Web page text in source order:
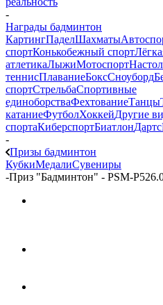
-
Награды бадминтон
КартингПаделШахматы
спортКонькобежный спорт
атлетикаЛыжиМотоспорт
теннисПлаваниеБоксСноуборд
спортСтрельбаСпортивные
единоборстваФехтованиеТанцы
катаниеФутболХоккейДругие
спортаКиберспортБиатлонДартс
-
Призы бадминтон
КубкиМедалиСувениры
-Приз "Бадминтон" - PSM-